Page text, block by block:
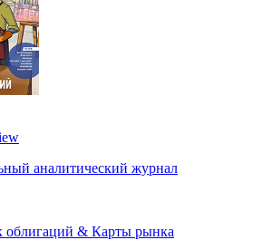
аналитический журнал